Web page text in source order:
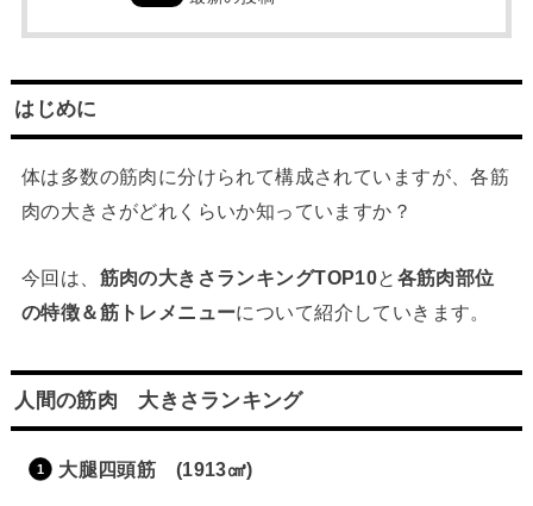
はじめに
体は多数の筋肉に分けられて構成されていますが、各筋
肉の大きさがどれくらいか知っていますか？
今回は、 筋肉の大きさランキングTOP10と 各筋肉部位
の特徴＆筋トレメニューについて紹介していきます。
人間の筋肉 大きさランキング
大腿四頭筋 (1913㎤)